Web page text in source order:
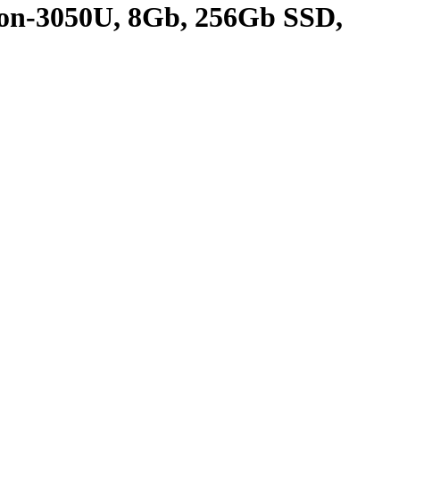
3050U, 8Gb, 256Gb SSD,